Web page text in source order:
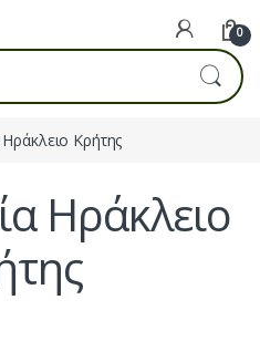
0
Κρήτης
Ηράκλειο